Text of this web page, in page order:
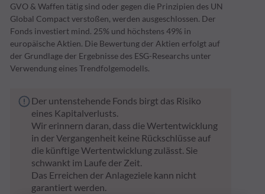
GVO & Waffen tätig sind oder gegen die Prinzipien des UN
Global Compact verstoßen, werden ausgeschlossen. Der
Fonds investiert mind. 25% und höchstens 49% in
europäische Aktien. Die Bewertung der Aktien erfolgt auf
der Grundlage der Ergebnisse des ESG-Researchs unter
Verwendung eines Trendfolgemodells.
Der untenstehende Fonds birgt das Risiko
eines Kapitalverlusts.
Wir erinnern daran, dass die Wertentwicklung
in der Vergangenheit keine Rückschlüsse auf
die künftige Wertentwicklung zulässt. Sie
schwankt im Laufe der Zeit.
Das Erreichen der Anlageziele kann nicht
garantiert werden.